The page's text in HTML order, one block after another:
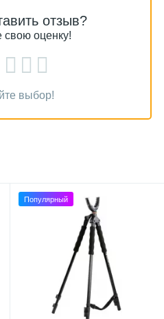
отзыв?
свою оценку!
выбор!
Популярный